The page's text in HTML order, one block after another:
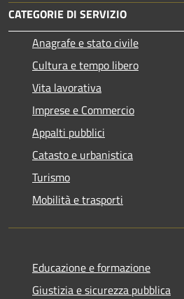
CATEGORIE DI SERVIZIO
Anagrafe e stato civile
Cultura e tempo libero
Vita lavorativa
Imprese e Commercio
Appalti pubblici
Catasto e urbanistica
Turismo
Mobilità e trasporti
Educazione e formazione
Giustizia e sicurezza pubblica